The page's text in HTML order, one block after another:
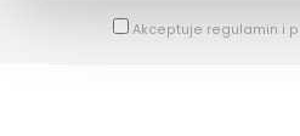
Akceptuje regulamin i